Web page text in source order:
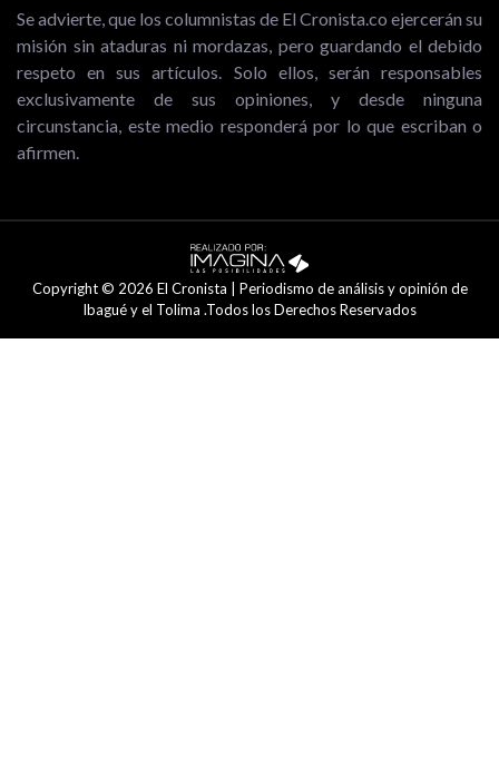
Se advierte, que los columnistas de El Cronista.co ejercerán su
misión sin ataduras ni mordazas, pero guardando el debido
respeto en sus artículos. Solo ellos, serán responsables
exclusivamente de sus opiniones, y desde ninguna
circunstancia, este medio responderá por lo que escriban o
afirmen.
Copyright © 2026 El Cronista | Periodismo de análisis y opinión de
Ibagué y el Tolima .Todos los Derechos Reservados